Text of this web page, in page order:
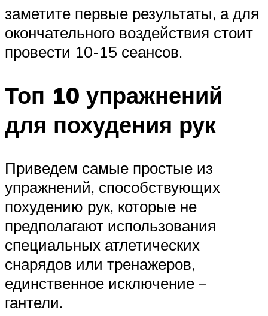
заметите первые результаты, а для
окончательного воздействия стоит
провести 10-15 сеансов.
Топ 10 упражнений
для похудения рук
Приведем самые простые из
упражнений, способствующих
похудению рук, которые не
предполагают использования
специальных атлетических
снарядов или тренажеров,
единственное исключение –
гантели.